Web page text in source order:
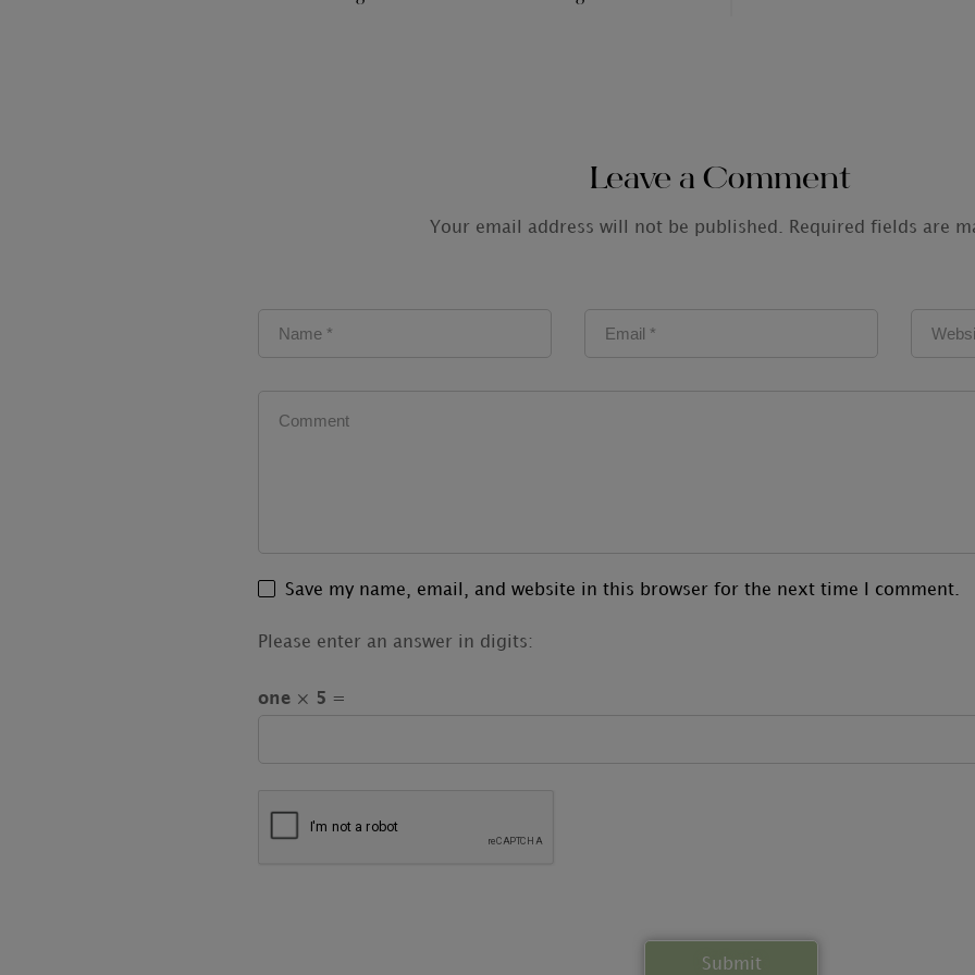
Leave a Comment
Your email address will not be published. Required fields are
Save my name, email, and website in this browser for the next time I comment.
Please enter an answer in digits:
one × 5 =